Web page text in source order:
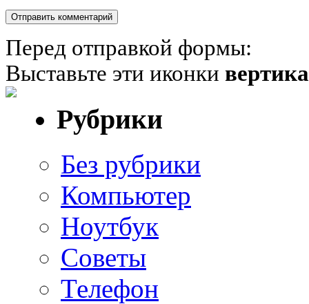
Перед отправкой формы:
Выставьте эти иконки
Рубрики
Без рубрики
Компьютер
Ноутбук
Советы
Телефон